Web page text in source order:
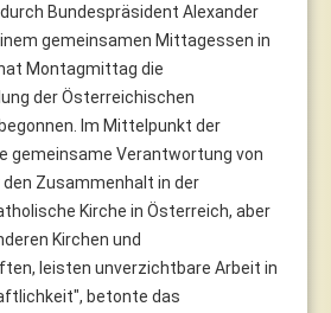
Bundespräsident Alexander
gemeinsamen Mittagessen in
Montagmittag die
der Österreichischen
Im Mittelpunkt der
gemeinsame Verantwortung von
Zusammenhalt in der
Kirche in Österreich, aber
Kirchen und
leisten unverzichtbare Arbeit in
betonte das